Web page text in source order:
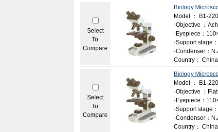
Select
To
Compare
Biology
Model ： B1-
·Objective ：
·Eyepiece：
·Support stage
·Condenser：
Country： China
Select
To
Compare
Biology
Model ： B1-
·Objective ：
·Eyepiece：
·Support stage
·Condenser：
Country： China